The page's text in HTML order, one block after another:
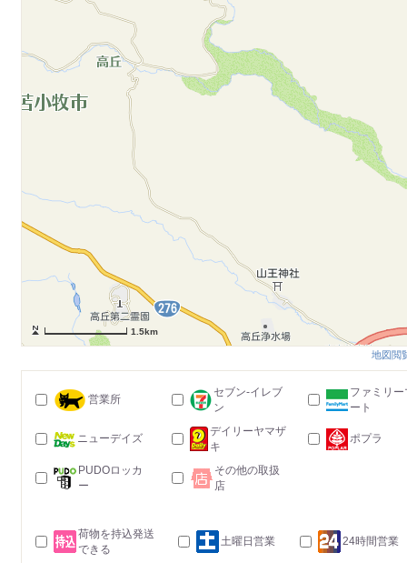
1.5km
地図閲
営業所
セブン-イレブ
ン
ファミリー
ート
ニューデイズ
デイリーヤマザ
キ
ポプラ
PUDOロッカ
ー
その他の取扱
店
荷物を持込発送
できる
土曜日営業 24時間営業